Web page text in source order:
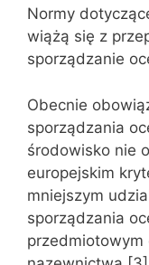
Normy
wiążą się z
sporządzanie
Obecnie
sporządzania
środowisko nie
europejskim
mniejszym
sporządzania
przedmiotowym